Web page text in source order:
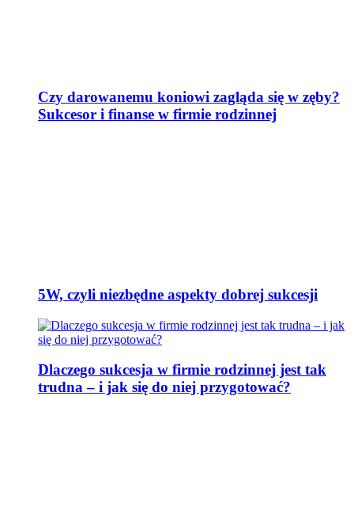
Czy darowanemu koniowi zagląda się w zęby?
Sukcesor i finanse w firmie rodzinnej
5W, czyli niezbędne aspekty dobrej sukcesji
Dlaczego sukcesja w firmie rodzinnej jest tak
trudna – i jak się do niej przygotować?